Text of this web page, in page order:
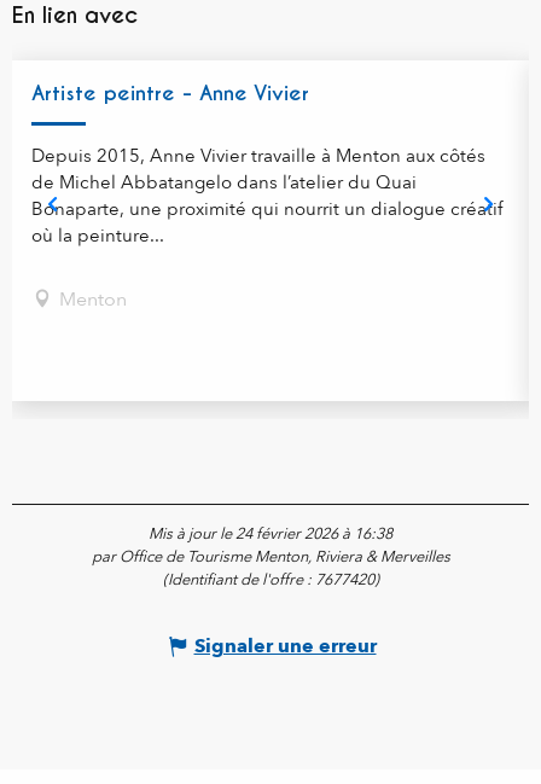
En lien avec
Artiste peintre - Anne Vivier
Depuis 2015, Anne Vivier travaille à Menton aux côtés
de Michel Abbatangelo dans l’atelier du Quai
Bonaparte, une proximité qui nourrit un dialogue créatif
où la peinture...
Menton
Mis à jour le 24 février 2026 à 16:38
par Office de Tourisme Menton, Riviera & Merveilles
(Identifiant de l'offre : 7677420)
Signaler une erreur